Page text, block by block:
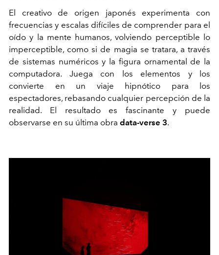
El creativo de origen japonés experimenta con
frecuencias y escalas difíciles de comprender para el
oído y la mente humanos, volviendo perceptible lo
imperceptible, como si de magia se tratara, a través
de sistemas numéricos y la figura ornamental de la
computadora. Juega con los elementos y los
convierte en un viaje hipnótico para los
espectadores, rebasando cualquier percepción de la
realidad. El resultado es fascinante y puede
observarse en su última obra data-verse 3.